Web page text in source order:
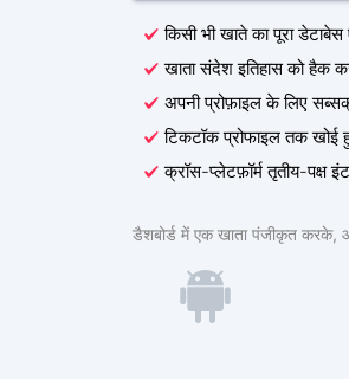
किसी भी खाते का पूरा
खाता संदेश इतिहास को हैक
अपनी प्रोफ़ाइल के लिए
टिकटॉक प्रोफाइल तक खोई
क्रॉस-प्लेटफ़ॉर्म तृतीय-पक्ष
डैशबोर्ड में एक खाता पंजीकृत करके,